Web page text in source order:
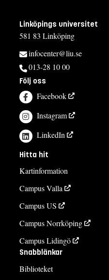
Linköpings universitet
581 83 Linköping
infocenter@liu.se
013-28 10 00
Följ oss
Facebook
Instagram
LinkedIn
Hitta hit
Kartinformation
Campus Valla
Campus US
Campus Norrköping
Campus Lidingö
Snabblänkar
Biblioteket